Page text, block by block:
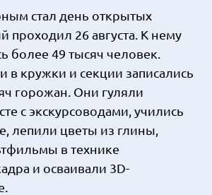
стал день открытых
проходил 26 августа. К нему
более 49 тысяч человек.
в кружки и секции записались
горожан. Они гуляли
с экскурсоводами, учились
лепили цветы из глины,
в технике
и осваивали 3D-